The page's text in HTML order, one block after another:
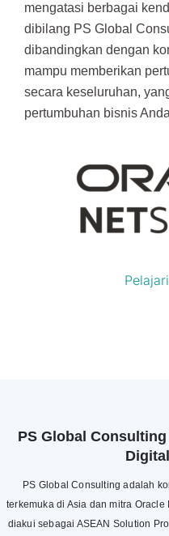
mengatasi berbagai
dibilang PS Global
dibandingkan dengan
mampu memberikan
secara keseluruhan,
pertumbuhan bisnis
PS Global
PS Global Consulting adalah
terkemuka di Asia dan mitra
diakui sebagai ASEAN Solution